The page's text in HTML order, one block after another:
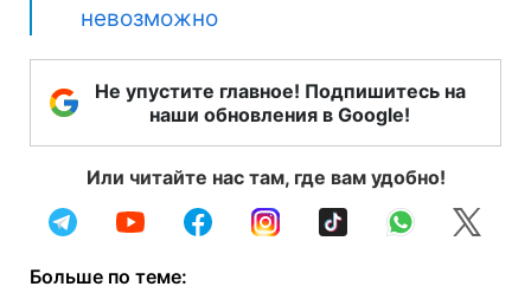
невозможно
Не упустите главное! Подпишитесь на
наши обновления в Google!
Или читайте нас там, где вам удобно!
Больше по теме: